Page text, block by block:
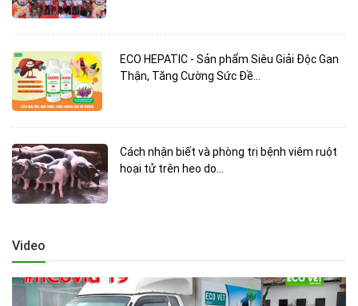
ECO HEPATIC - Sản phẩm Siêu Giải Độc Gan
Thận, Tăng Cường Sức Đề...
Cách nhận biết và phòng trị bệnh viêm ruột
hoại tử trên heo do...
Video